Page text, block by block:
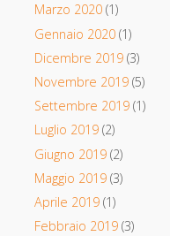
Marzo 2020(1)
Gennaio 2020(1)
Dicembre 2019(3)
Novembre 2019(5)
Settembre 2019(1)
Luglio 2019(2)
Giugno 2019(2)
Maggio 2019(3)
Aprile 2019(1)
Febbraio 2019(3)